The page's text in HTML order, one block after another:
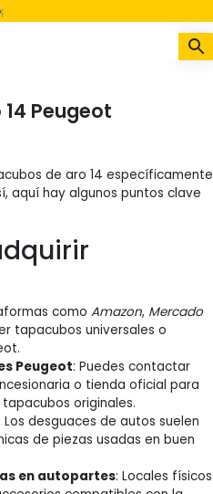
Peugeot
de aro 14 específicamente
aquí hay algunos puntos clave
como Amazon, Mercado
tapacubos universales o
Peugeot: Puedes contactar
o tienda oficial para
originales.
Los desguaces de autos suelen
de piezas usadas en buen
en autopartes: Locales físicos